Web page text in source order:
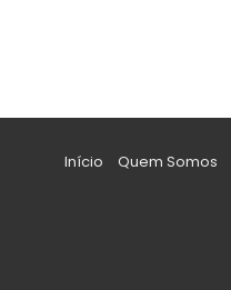
Início Quem Somos